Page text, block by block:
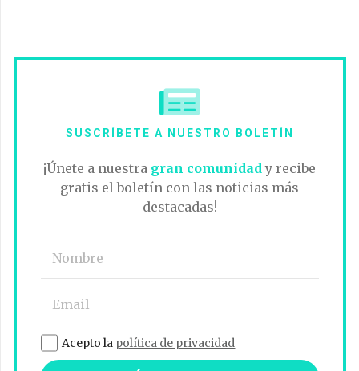
SUSCRÍBETE A NUESTRO BOLETÍN
¡Únete a nuestra gran comunidad y recibe
gratis el boletín con las noticias más
destacadas!
Acepto la política de privacidad